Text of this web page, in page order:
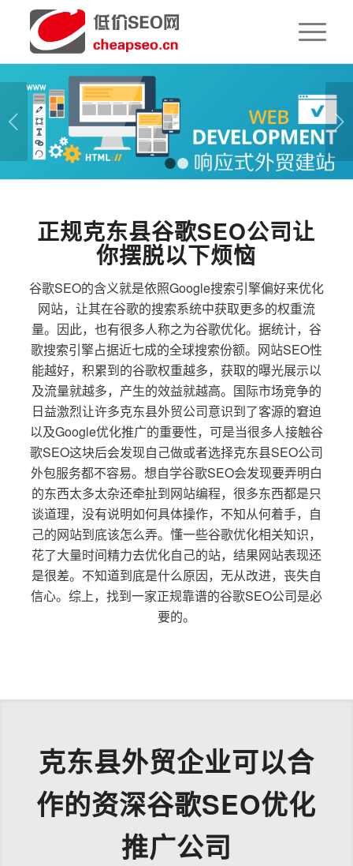
下一页
1 2
正规克东县谷歌SEO公司让
你摆脱以下烦恼
谷歌SEO的含义就是依照Google搜索引擎偏好来优化
网站，让其在谷歌的搜索系统中获取更多的权重流
量。因此，也有很多人称之为谷歌优化。据统计，谷
歌搜索引擎占据近七成的全球搜索份额。网站SEO性
能越好，积累到的谷歌权重越多，获取的曝光展示以
及流量就越多，产生的效益就越高。国际市场竞争的
日益激烈让许多克东县外贸公司意识到了客源的窘迫
以及Google优化推广的重要性，可是当很多人接触谷
歌SEO这块后会发现自己做或者选择克东县SEO公司
外包服务都不容易。想自学谷歌SEO会发现要弄明白
的东西太多太杂还牵扯到网站编程，很多东西都是只
谈道理，没有说明如何具体操作，不知从何着手，自
己的网站到底该怎么弄。懂一些谷歌优化相关知识，
花了大量时间精力去优化自己的站，结果网站表现还
是很差。不知道到底是什么原因，无从改进，丧失自
信心。综上，找到一家正规靠谱的谷歌SEO公司是必
要的。
克东县外贸企业可以合
作的资深谷歌SEO优化
推广公司